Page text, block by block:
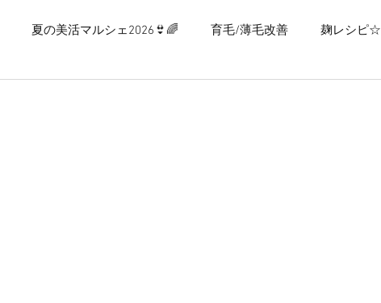
夏の美活マルシェ2026👙🌈 育毛/薄毛改善 麹レシピ☆